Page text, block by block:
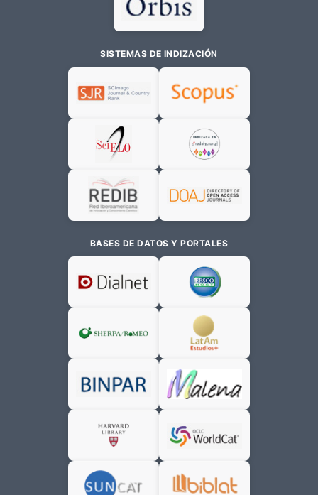
SISTEMAS DE INDIZACIÓN
BASES DE DATOS Y PORTALES